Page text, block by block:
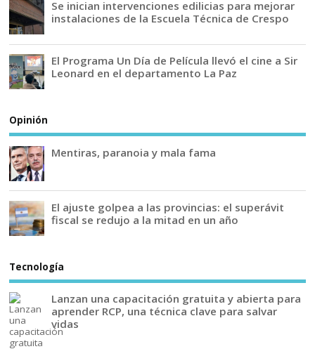
Se inician intervenciones edilicias para mejorar
instalaciones de la Escuela Técnica de Crespo
El Programa Un Día de Película llevó el cine a Sir
Leonard en el departamento La Paz
Opinión
Mentiras, paranoia y mala fama
El ajuste golpea a las provincias: el superávit
fiscal se redujo a la mitad en un año
Tecnología
Lanzan una capacitación gratuita y abierta para
aprender RCP, una técnica clave para salvar
vidas